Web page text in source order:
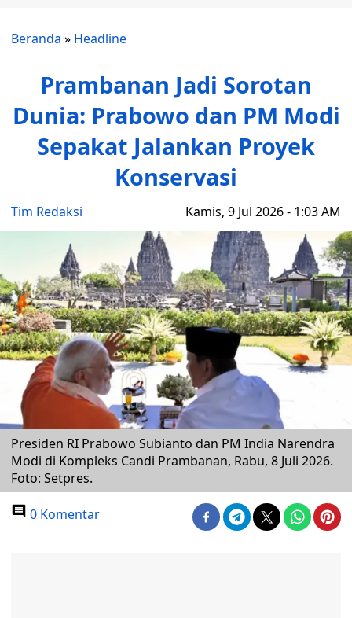
Beranda » Headline
Prambanan Jadi Sorotan
Dunia: Prabowo dan PM Modi
Sepakat Jalankan Proyek
Konservasi
Tim Redaksi Kamis, 9 Jul 2026 - 1:03 AM
Presiden RI Prabowo Subianto dan PM India Narendra
Modi di Kompleks Candi Prambanan, Rabu, 8 Juli 2026.
Foto: Setpres.
0 Komentar